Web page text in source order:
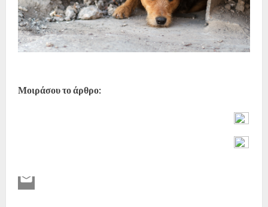
Μοιράσου το άρθρο: